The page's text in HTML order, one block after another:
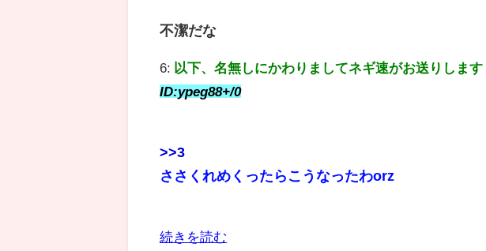
不潔だな
6: 以下、名無しにかわりましてネギ速がお送りします
ID:ypeg88+/0
>>3
ささくれめくったらこうなったわorz
続きを読む